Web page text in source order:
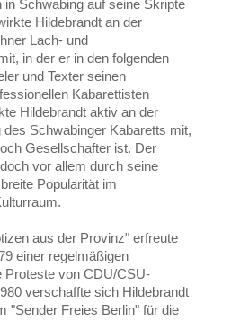
in Schwabing auf seine Skripte
Hildebrandt an der
Lach- und
in der er in den folgenden
und Texter seinen
Kabarettisten
Hildebrandt aktiv an der
Schwabinger Kabaretts mit,
Gesellschafter ist. Der
vor allem durch seine
Popularität im
aus der Provinz" erfreute
einer regelmäßigen
Proteste von CDU/CSU-
verschaffte sich Hildebrandt
"Sender Freies Berlin" für die